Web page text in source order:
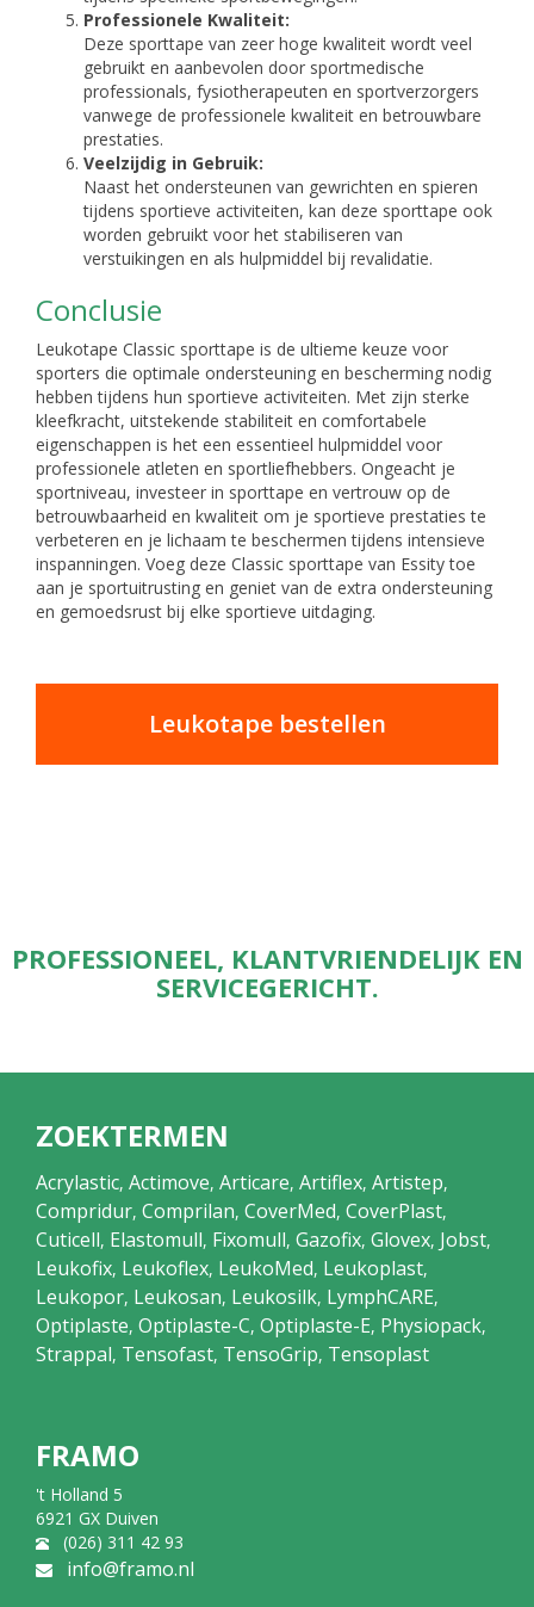
Professionele Kwaliteit:
Deze sporttape van zeer hoge kwaliteit wordt veel
gebruikt en aanbevolen door sportmedische
professionals, fysiotherapeuten en sportverzorgers
vanwege de professionele kwaliteit en betrouwbare
prestaties.
Veelzijdig in Gebruik:
Naast het ondersteunen van gewrichten en spieren
tijdens sportieve activiteiten, kan deze sporttape ook
worden gebruikt voor het stabiliseren van
verstuikingen en als hulpmiddel bij revalidatie.
Conclusie
Leukotape Classic sporttape is de ultieme keuze voor
sporters die optimale ondersteuning en bescherming nodig
hebben tijdens hun sportieve activiteiten. Met zijn sterke
kleefkracht, uitstekende stabiliteit en comfortabele
eigenschappen is het een essentieel hulpmiddel voor
professionele atleten en sportliefhebbers. Ongeacht je
sportniveau, investeer in sporttape en vertrouw op de
betrouwbaarheid en kwaliteit om je sportieve prestaties te
verbeteren en je lichaam te beschermen tijdens intensieve
inspanningen. Voeg deze Classic sporttape van Essity toe
aan je sportuitrusting en geniet van de extra ondersteuning
en gemoedsrust bij elke sportieve uitdaging.
Leukotape bestellen
PROFESSIONEEL, KLANTVRIENDELIJK EN
SERVICEGERICHT.
ZOEKTERMEN
Acrylastic, Actimove, Articare, Artiflex, Artistep,
Compridur, Comprilan, CoverMed, CoverPlast,
Cuticell, Elastomull, Fixomull, Gazofix, Glovex, Jobst,
Leukofix, Leukoflex, LeukoMed, Leukoplast,
Leukopor, Leukosan, Leukosilk, LymphCARE,
Optiplaste, Optiplaste-C, Optiplaste-E, Physiopack,
Strappal, Tensofast, TensoGrip, Tensoplast
FRAMO
't Holland 5
6921 GX Duiven
(026) 311 42 93
info@framo.nl